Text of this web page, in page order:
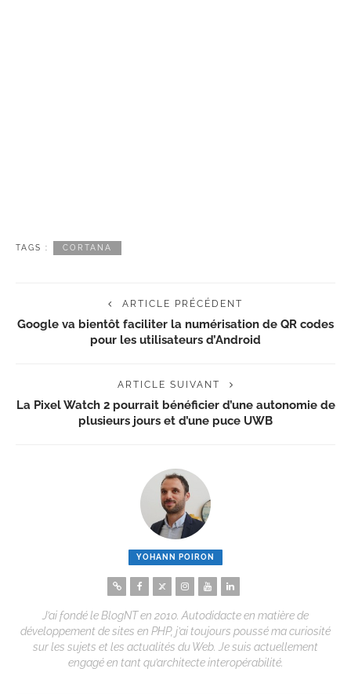
TAGS : CORTANA
ARTICLE PRÉCÉDENT
Google va bientôt faciliter la numérisation de QR codes
pour les utilisateurs d’Android
ARTICLE SUIVANT
La Pixel Watch 2 pourrait bénéficier d’une autonomie de
plusieurs jours et d’une puce UWB
YOHANN POIRON
J’ai fondé le BlogNT en 2010. Autodidacte en matière de
développement de sites en PHP, j’ai toujours poussé ma curiosité
sur les sujets et les actualités du Web. Je suis actuellement
engagé en tant qu’architecte interopérabilité.